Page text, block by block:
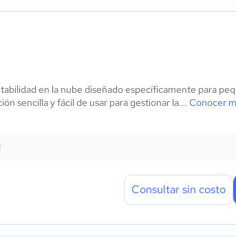
en la nube diseñado específicamente para
sencilla y fácil de usar para gestionar la... Conocer
Consultar sin costo